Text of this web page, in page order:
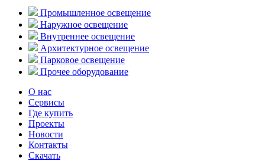
Промышленное освещение
Наружное освещение
Внутреннее освещение
Архитектурное освещение
Парковое освещение
Прочее оборудование
О нас
Сервисы
Где купить
Проекты
Новости
Контакты
Скачать